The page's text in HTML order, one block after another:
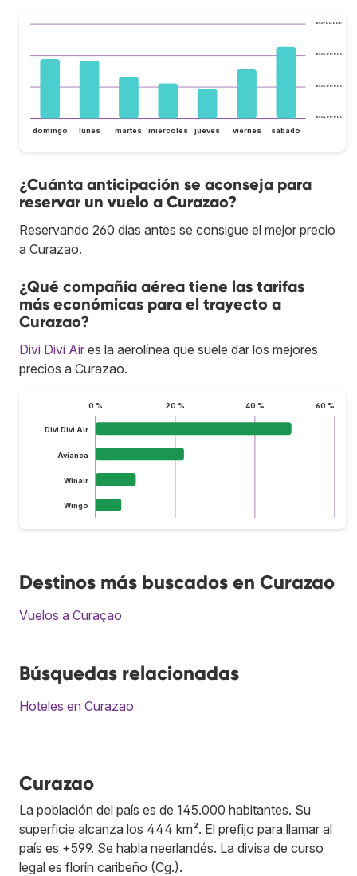
Bs.S400.000
Bs.S500.000
Bs.S600.000
Bs.S700.000
domingo lunes martes miércoles jueves viernes sábado
¿Cuánta anticipación se aconseja para
reservar un vuelo a Curazao?
Reservando 260 días antes se consigue el mejor precio
a Curazao.
¿Qué compañía aérea tiene las tarifas
más económicas para el trayecto a
Curazao?
Divi Divi Air es la aerolínea que suele dar los mejores
precios a Curazao.
0 % 20 % 40 % 60 %
Divi Divi Air
Avianca
Winair
Wingo
Destinos más buscados en Curazao
Vuelos a Curaçao
Búsquedas relacionadas
Hoteles en Curazao
Curazao
La población del país es de 145.000 habitantes. Su
superficie alcanza los 444 km². El prefijo para llamar al
país es +599. Se habla neerlandés. La divisa de curso
legal es florín caribeño (Cg.).